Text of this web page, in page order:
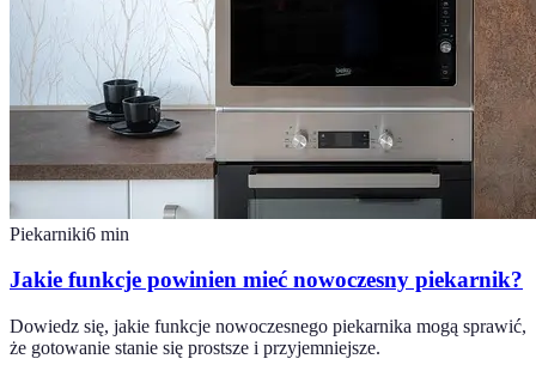
Piekarniki6 min
Jakie funkcje powinien mieć nowoczesny piekarnik?
Dowiedz się, jakie funkcje nowoczesnego piekarnika mogą sprawić,
że gotowanie stanie się prostsze i przyjemniejsze.